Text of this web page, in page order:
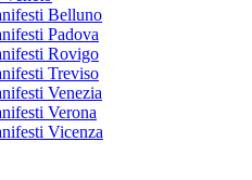
Belluno
Padova
Rovigo
Treviso
Venezia
Verona
Vicenza